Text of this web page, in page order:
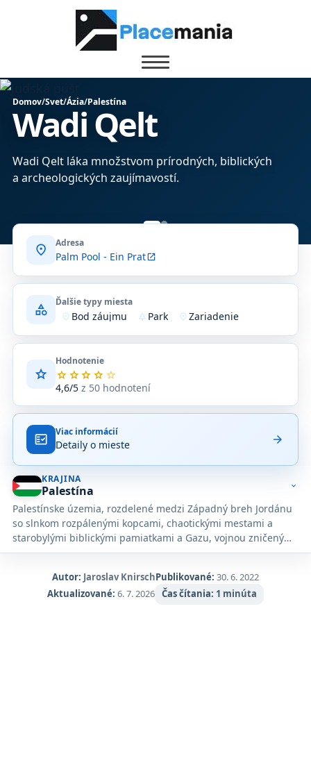
Domov/Svet/Ázia/Palestína
Wadi Qelt
Wadi Qelt láka množstvom prírodných, biblických
a archeologických zaujímavostí.
location_on Adresa
Palm Pool - Ein Pratopen_in_new
category Ďalšie typy miesta
where_to_vote Bod záujmu park Park location_onZariadenie
star
Hodnotenie
star star star star star
4,6/5z 50 hodnotení
Priemerné
hodnotenie
z
na
základe
50
hodnotení
na
Google
Maps.
fact_check Viac informácií
Detaily o mieste arrow_forward
KRAJINA
Palestína
Palestínske územia, rozdelené medzi Západný breh Jordánu
so slnkom rozpálenými kopcami, chaotickými mestami a
starobylými biblickými pamiatkami a Gazu, vojnou zničený
pás pobrežnej krajiny, ktorý je z troch strán uzavretý
itinerári Blízkeho východu.
expand_more
Autor: Jaroslav KnirschPublikované: 30. 6. 2022
Aktualizované: 6. 7. 2026 Čas čítania: 1 minúta